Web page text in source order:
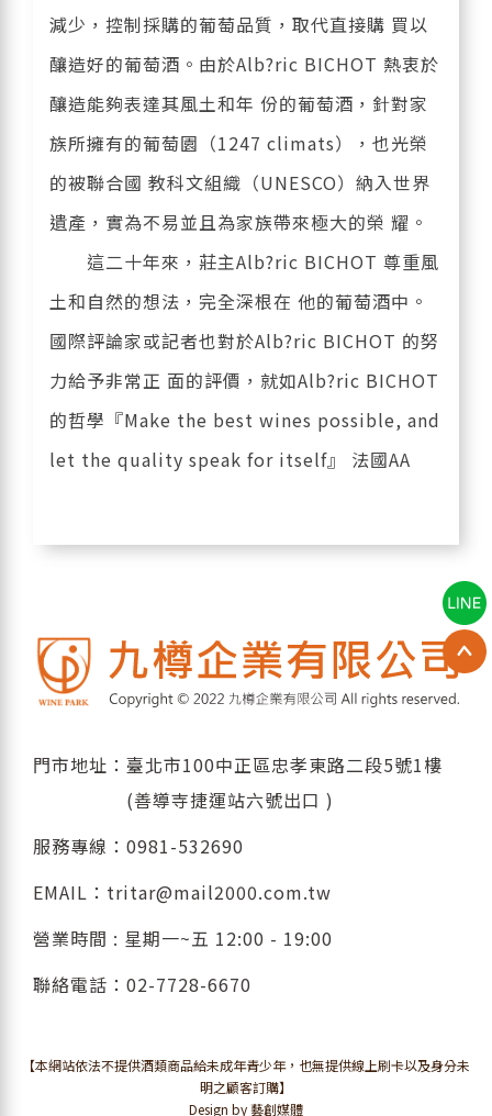
減少，控制採購的葡萄品質，取代直接購 買以
釀造好的葡萄酒。由於Alb?ric BICHOT 熱衷於
釀造能夠表達其風土和年 份的葡萄酒，針對家
族所擁有的葡萄園（1247 climats），也光榮
的被聯合國 教科文組織（UNESCO）納入世界
遺產，實為不易並且為家族帶來極大的榮 耀。
這二十年來，莊主Alb?ric BICHOT 尊重風
土和自然的想法，完全深根在 他的葡萄酒中。
國際評論家或記者也對於Alb?ric BICHOT 的努
力給予非常正 面的評價，就如Alb?ric BICHOT
的哲學『Make the best wines possible, and
let the quality speak for itself』 法國AA
門市地址：臺北市100中正區忠孝東路二段5號1樓
(善導寺捷運站六號出口 )
服務專線： 0981-532690
EMAIL： tritar@mail2000.com.tw
營業時間 : 星期一~五 12:00 - 19:00
聯絡電話： 02-7728-6670
【本網站依法不提供酒類商品給未成年青少年，也無提供線上刷卡以及身分未
明之顧客訂購】
Design by 藝創媒體